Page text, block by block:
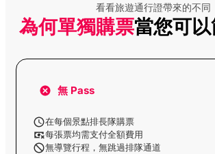
Taksim Square 與 Istiklal Street 語音
看看旅遊通行證帶來的不同
為何單獨購票當您可
無 Pass
在每個景點排長隊購票
每張票均需支付全額費用
無導覽行程，無跳過排隊通道